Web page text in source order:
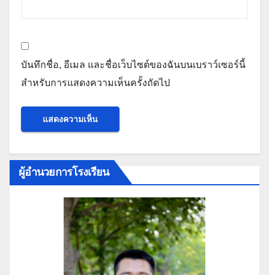
บันทึกชื่อ, อีเมล และชื่อเว็บไซต์ของฉันบนเบราว์เซอร์นี้
สำหรับการแสดงความเห็นครั้งถัดไป
ผู้อำนวยการโรงเรียน